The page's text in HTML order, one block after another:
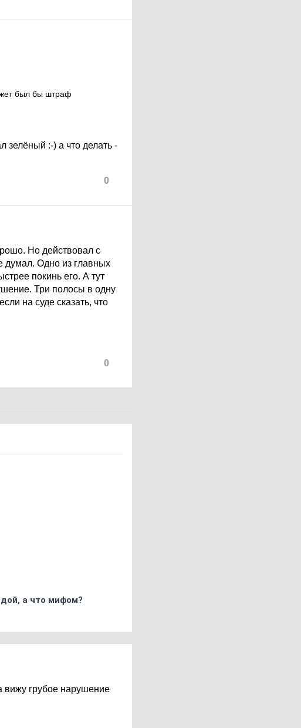
был бы штраф
зелёный :-) а что делать -
0
Но действовал с
думал. Одно из главных
покинь его. А тут
Три полосы в одну
на суде сказать, что
0
а что мифом?
вижу грубое нарушение